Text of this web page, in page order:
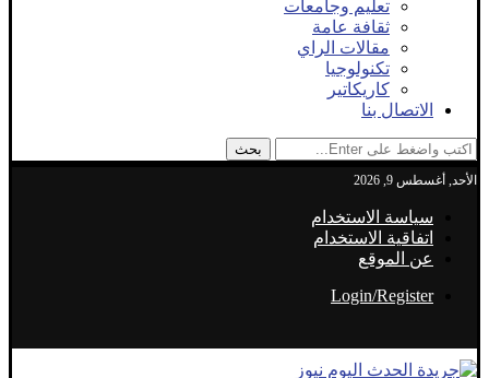
تعليم وجامعات
ثقافة عامة
مقالات الراي
تكنولوجيا
كاريكاتير
الاتصال بنا
بحث
الأحد, أغسطس 9, 2026
سياسة الاستخدام
اتفاقية الاستخدام
عن الموقع
Login/Register